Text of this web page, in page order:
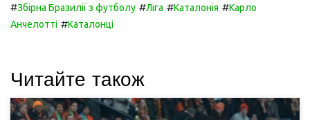
#Збірна Бразилії з футболу #Ліга #Каталонія #Карло
Анчелотті #Каталонці
Читайте також